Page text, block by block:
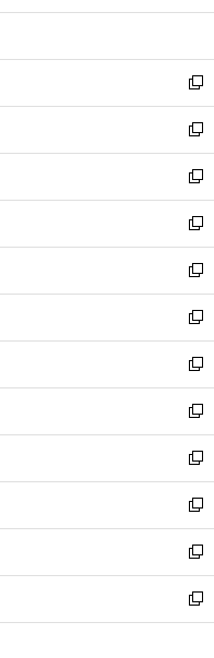
開
ウ
開
く
ン
ウ
で
開
く
ウ
ン
ド
ウ
で
開
く
新
し
い
ウ
ィ
ン
ド
ウ
で
開
く
新
し
い
ウ
ィ
ン
ド
ウ
で
開
く
新
し
い
ウ
ィ
ン
ド
ウ
で
開
く
新
し
い
ウ
ィ
ン
ド
ウ
で
開
く
新
し
い
ウ
ィ
ン
ド
ウ
で
開
く
新
し
い
ウ
ィ
ン
ド
ウ
で
開
く
新
し
い
ウ
ィ
ン
ド
ウ
で
開
く
新
し
い
ウ
ィ
ン
ド
ウ
で
開
新
し
い
ウ
ィ
ン
ド
ウ
新
し
い
ウ
ィ
ン
新
し
い
ウ
新
し